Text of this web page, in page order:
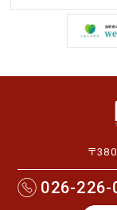
〒
026-226-